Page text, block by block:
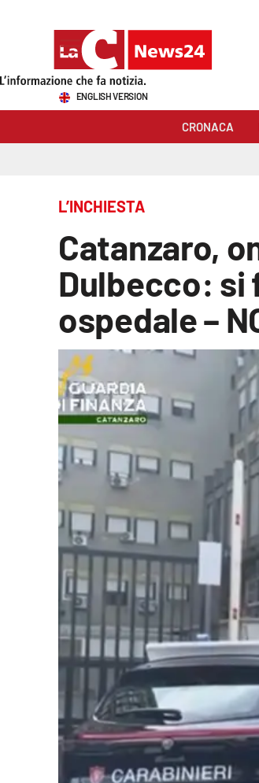
Sezioni
Economia e lavoro
Italia Mondo
Economia e Lavoro
ENGLISH VERSION
CRONACA
L’INCHIESTA
Catanzaro,
Dulbecco: si
ospedale –